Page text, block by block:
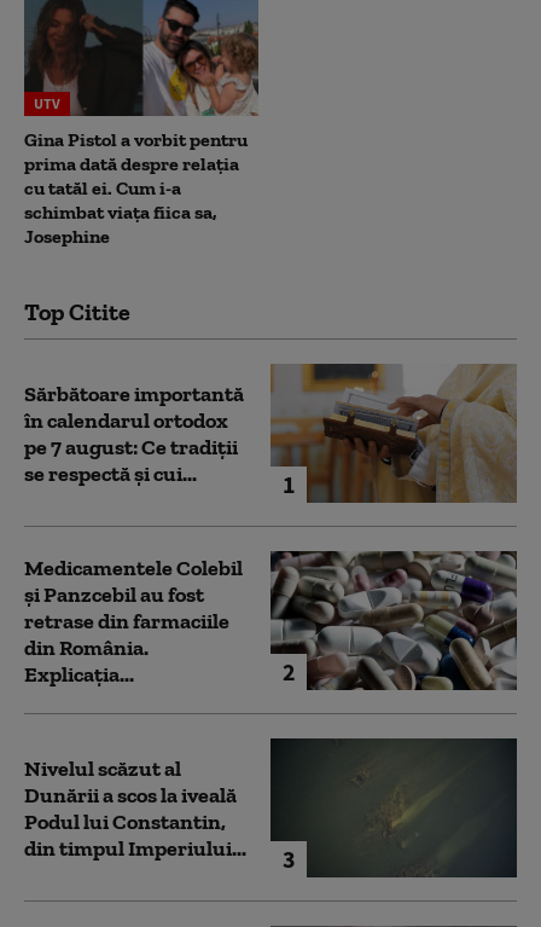
UTV
Gina Pistol a vorbit pentru
prima dată despre relația
cu tatăl ei. Cum i-a
schimbat viața fiica sa,
Josephine
Top Citite
1
Sărbătoare importantă
în calendarul ortodox
pe 7 august: Ce tradiții
se respectă și cui...
2
Medicamentele Colebil
și Panzcebil au fost
retrase din farmaciile
din România.
Explicația...
3
Nivelul scăzut al
Dunării a scos la iveală
Podul lui Constantin,
din timpul Imperiului...